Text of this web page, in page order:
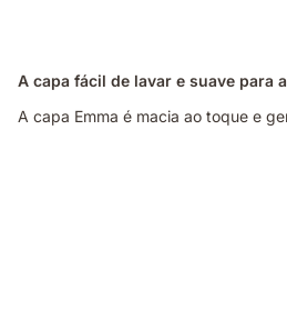
A capa fácil de lavar e suave para
A capa Emma é macia ao toque e